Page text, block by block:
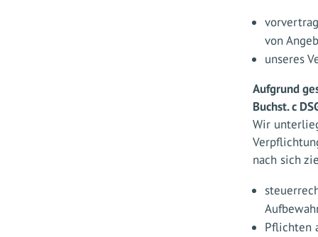
von
unseres
Aufgrund
Buchst. c
Wir
nach sich
Pflichten